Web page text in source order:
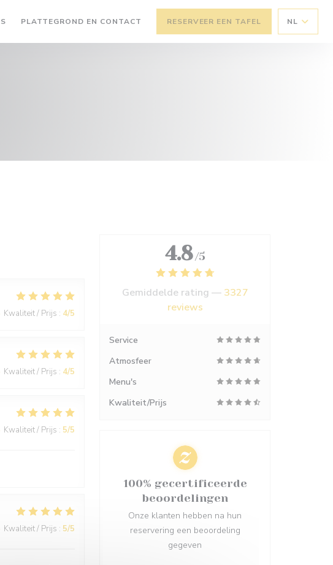
PLATTEGROND EN CONTACT RESERVEER EEN TAFEL NL
Kwaliteit / Prijs : 4/5
Kwaliteit / Prijs : 4/5
Kwaliteit / Prijs : 5/5
Kwaliteit / Prijs : 5/5
4.8 /5
Gemiddelde rating — 3327
reviews
Service
Atmosfeer
Menu's
Kwaliteit/Prijs
100% gecertificeerde
beoordelingen
Onze klanten hebben na hun
reservering een beoordeling
gegeven